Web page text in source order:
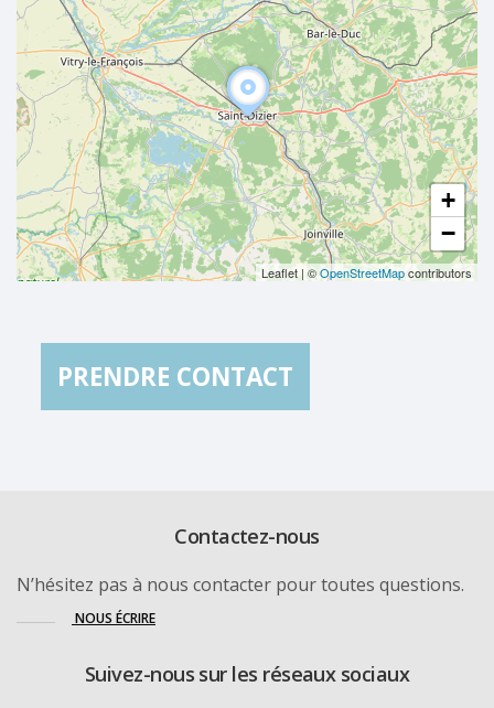
+
−
Leaflet | ©OpenStreetMapcontributors
PRENDRE CONTACT
Contactez-nous
N’hésitez pas à nous contacter pour toutes questions.
NOUS ÉCRIRE
Suivez-nous sur les réseaux sociaux